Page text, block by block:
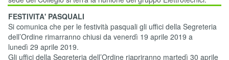
FESTIVITA' PASQUALI
Si comunica che per le festività pasquali gli uffici della Segreteria
dell’Ordine rimarranno chiusi da venerdì 19 aprile 2019 a
lunedì 29 aprile 2019.
Gli uffici della Segreteria dell’Ordine riapriranno martedì 30 aprile